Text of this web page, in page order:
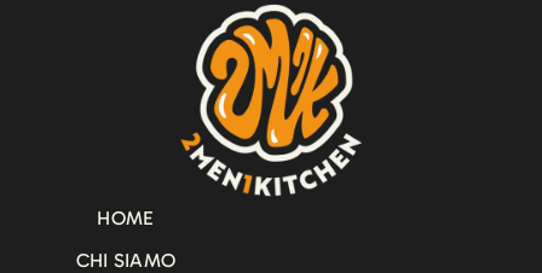
HOME
CHI SIAMO